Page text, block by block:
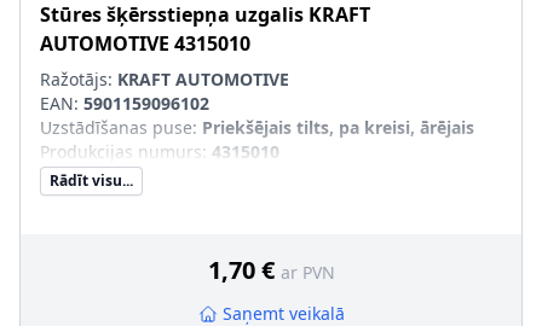
Stūres šķērsstiepņa uzgalis KRAFT
AUTOMOTIVE 4315010
Ražotājs: KRAFT AUTOMOTIVE
EAN: 5901159096102
Uzstādīšanas puse: Priekšējais tilts, pa kreisi, ārējais
Produkcijas numurs: 4315010
Rādīt visu...
1,70 € ar PVN
Saņemt veikalā